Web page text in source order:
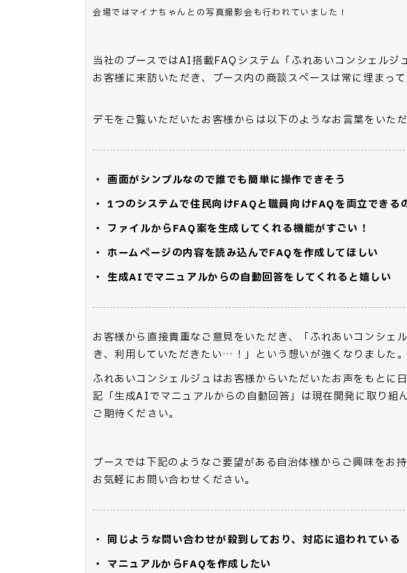
会場ではマイナちゃんとの写真撮影会も行われていました！
当社のブースではAI搭載FAQシステム「ふれあいコンシェルジ
お客様に来訪いただき、ブース内の商談スペースは常に埋まっ
デモをご覧いただいたお客様からは以下のようなお言葉をいただ
・ 画面がシンプルなので誰でも簡単に操作できそう
・ 1つのシステムで住民向けFAQと職員向けFAQを両立できる
・ ファイルからFAQ案を生成してくれる機能がすごい！
・ ホームページの内容を読み込んでFAQを作成してほしい
・ 生成AIでマニュアルからの自動回答をしてくれると嬉しい
お客様から直接貴重なご意見をいただき、「ふれあいコンシェ
き、利用していただきたい…！」という想いが強くなりました。
ふれあいコンシェルジュはお客様からいただいたお声をもとに
記「生成AIでマニュアルからの自動回答」は現在開発に取り組
ご期待ください。
ブースでは下記のようなご要望がある自治体様からご興味をお
お気軽にお問い合わせください。
・ 同じような問い合わせが殺到しており、対応に追われている
・ マニュアルからFAQを作成したい